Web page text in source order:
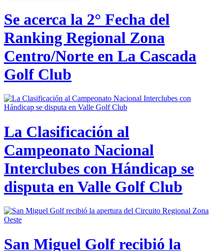
Se acerca la 2° Fecha del
Ranking Regional Zona
Centro/Norte en La Cascada
Golf Club
La Clasificación al
Campeonato Nacional
Interclubes con Hándicap se
disputa en Valle Golf Club
San Miguel Golf recibió la